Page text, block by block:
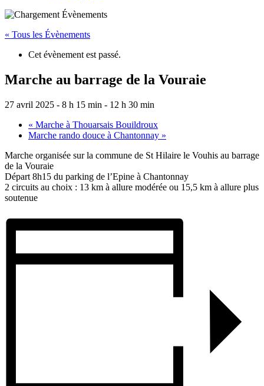
« Tous les Évènements
Cet évènement est passé.
Marche au barrage de la Vouraie
27 avril 2025 - 8 h 15 min - 12 h 30 min
« Marche à Thouarsais Bouildroux
Marche rando douce à Chantonnay »
Marche organisée sur la commune de St Hilaire le Vouhis au barrage
de la Vouraie
Départ 8h15 du parking de l’Epine à Chantonnay
2 circuits au choix : 13 km à allure modérée ou 15,5 km à allure plus
soutenue